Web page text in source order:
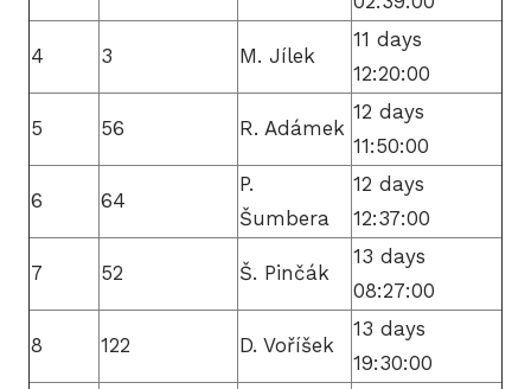
4 3 M. Jílek
11 days
12:20:00
5 56 R. Adámek
12 days
11:50:00
6 64
P.
Šumbera
12 days
12:37:00
7 52 Š. Pinčák
13 days
08:27:00
8 122 D. Voříšek
13 days
19:30:00